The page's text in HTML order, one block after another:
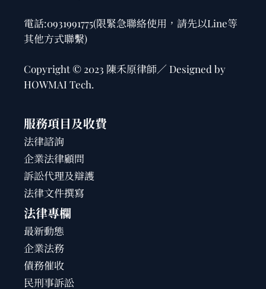
電話:0931991775(限緊急聯絡使用，請先以Line等
其他方式聯繫)
Copyright © 2023 陳禾原律師／ Designed by
HOWMAI Tech.
服務項目及收費
法律諮詢
企業法律顧問
訴訟代理及辯護
法律文件撰寫
法律專欄
最新動態
企業法務
債務催收
民刑事訴訟